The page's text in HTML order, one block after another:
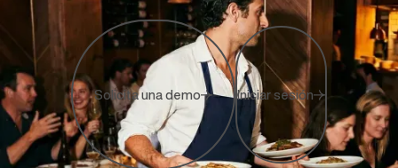
Solicita una demo Iniciar sesión